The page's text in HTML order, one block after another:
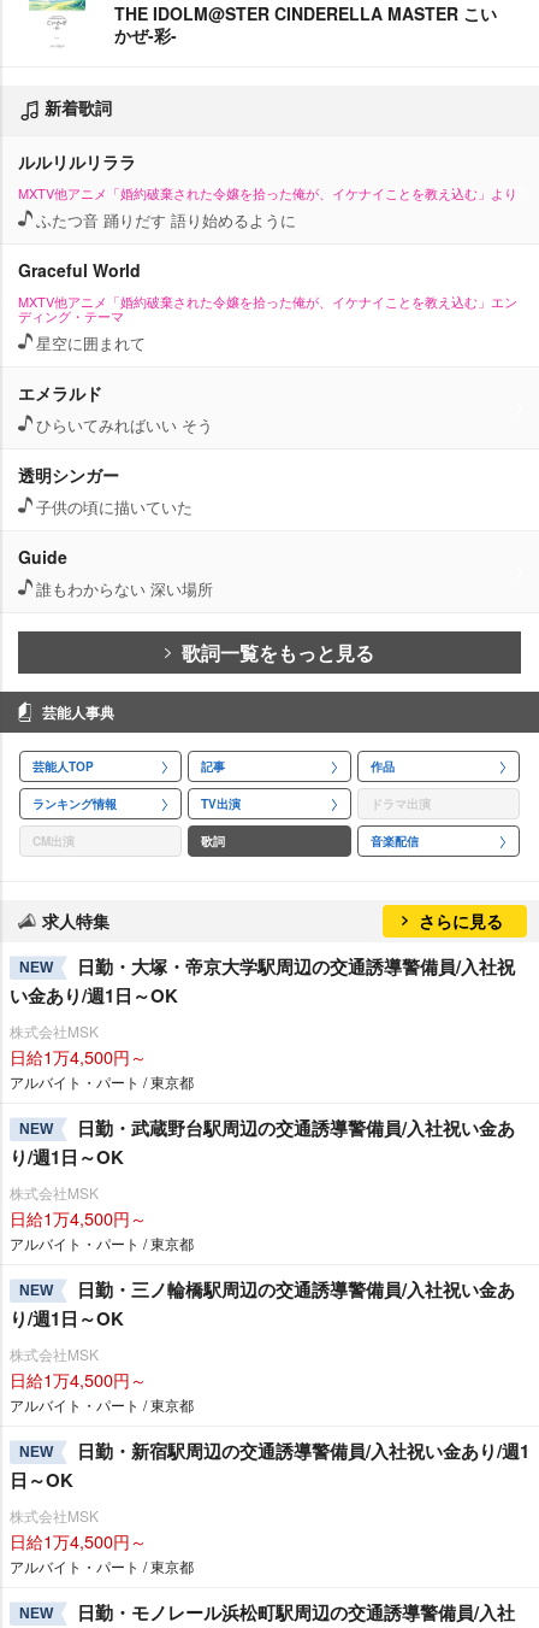
THE IDOLM@STER CINDERELLA MASTER こい
かぜ-彩-
新着歌詞
ルルリルリララ
MXTV他アニメ「婚約破棄された令嬢を拾った俺が、イケナイことを教え込む」より
ふたつ音 踊りだす 語り始めるように
Graceful World
MXTV他アニメ「婚約破棄された令嬢を拾った俺が、イケナイことを教え込む」エン
ディング・テーマ
星空に囲まれて
エメラルド
ひらいてみればいい そう
透明シンガー
子供の頃に描いていた
Guide
誰もわからない 深い場所
歌詞一覧をもっと見る
芸能人事典
芸能人TOP 記事 作品
ランキング情報 TV出演 ドラマ出演
CM出演 歌詞 音楽配信
求人特集 さらに見る
NEW
日勤・大塚・帝京大学駅周辺の交通誘導警備員/入社祝
い金あり/週1日～OK
株式会社MSK
日給1万4,500円～
アルバイト・パート / 東京都
NEW
日勤・武蔵野台駅周辺の交通誘導警備員/入社祝い金あ
り/週1日～OK
株式会社MSK
日給1万4,500円～
アルバイト・パート / 東京都
NEW
日勤・三ノ輪橋駅周辺の交通誘導警備員/入社祝い金あ
り/週1日～OK
株式会社MSK
日給1万4,500円～
アルバイト・パート / 東京都
NEW
日勤・新宿駅周辺の交通誘導警備員/入社祝い金あり/週1
日～OK
株式会社MSK
日給1万4,500円～
アルバイト・パート / 東京都
NEW
日勤・モノレール浜松町駅周辺の交通誘導警備員/入社